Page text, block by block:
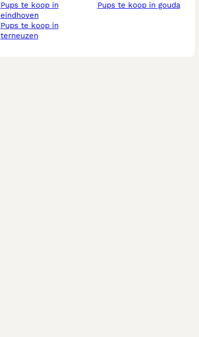
pups te koop in
eindhoven
pups te koop in
terneuzen
pups te koop in gouda